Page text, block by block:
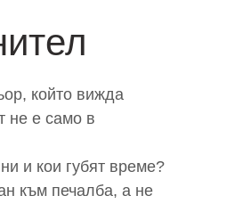
който вижда
не е само в
и кои губят време?
към печалба, а не